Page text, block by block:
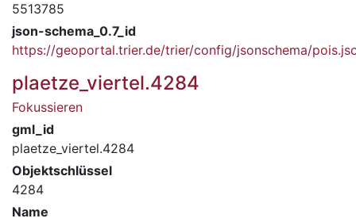
5513785
json-schema_0.7_id
https://geoportal.trier.de/trier/config/jsonschema/
plaetze_viertel.4284
Fokussieren
gml_id
plaetze_viertel.4284
Objektschlüssel
4284
Name